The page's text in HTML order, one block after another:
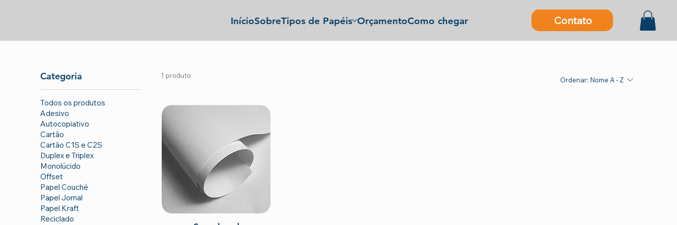
InícioSobreTipos de Papéis OrçamentoComo chegar Contato
Categoria
Todos os produtos
Adesivo
Autocopiativo
Cartão
Cartão C1S e C2S
Duplex e Triplex
Monolúcido
Offset
Papel Couché
Papel Jornal
Papel Kraft
Reciclado
1 produto
Ordenar: Nome A - Z